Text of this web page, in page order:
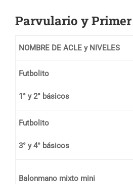
Parvulario y Primer
NOMBRE DE ACLE y NIVELES
Futbolito
1° y 2° básicos
Futbolito
3° y 4° básicos
Balonmano mixto mini